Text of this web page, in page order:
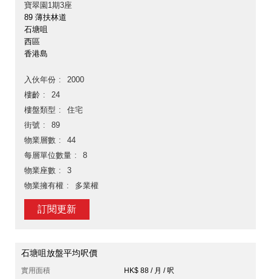
寶翠園1期3座
89 薄扶林道
石塘咀
西區
香港島
入伙年份
2000
樓齡
24
樓盤類型
住宅
街號
89
物業層數
44
每層單位數量
8
物業座數
3
物業擁有權
多業權
訂閱更新
石塘咀放盤平均呎價
實用面積
HK$ 88 / 月 / 呎